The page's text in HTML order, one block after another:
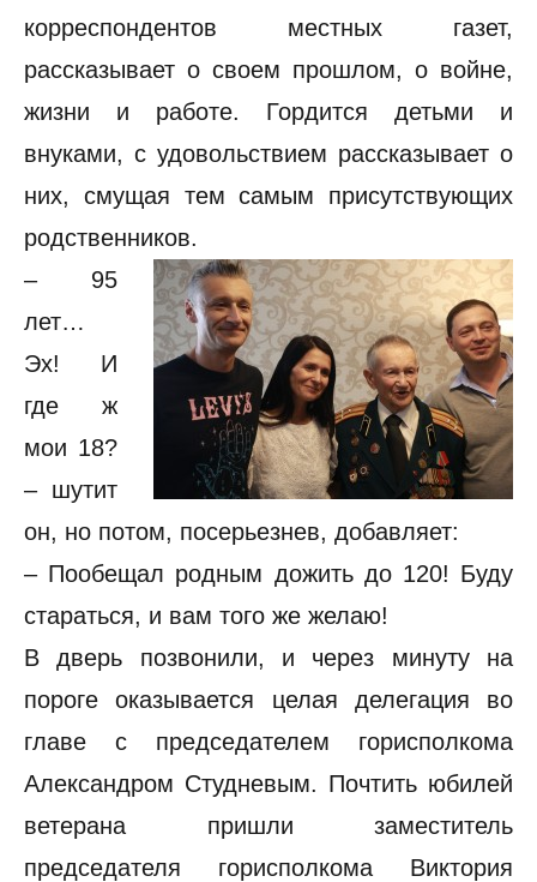
корреспондентов местных газет,
рассказывает о своем прошлом, о войне,
жизни и работе. Гордится детьми и
внуками, с удовольствием рассказывает о
них, смущая тем самым присутствующих
родственников.
– 95
лет…
Эх! И
где ж
мои 18?
– шутит
он, но потом, посерьезнев, добавляет:
– Пообещал родным дожить до 120! Буду
стараться, и вам того же желаю!
В дверь позвонили, и через минуту на
пороге оказывается целая делегация во
главе с председателем горисполкома
Александром Студневым. Почтить юбилей
ветерана пришли заместитель
председателя горисполкома Виктория